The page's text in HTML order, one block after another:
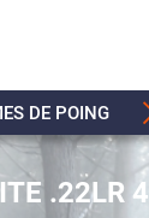
DE POING
.22LR